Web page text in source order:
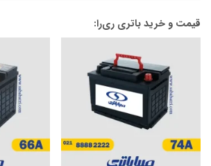
قیمت و خرید باتری ری‌را: